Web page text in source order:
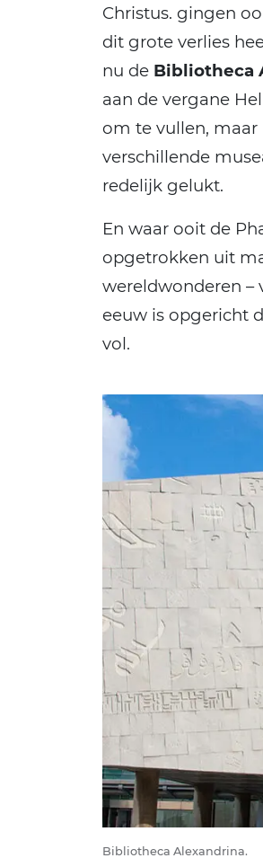
Christus. gingen
dit grote verlies
nu de Bibliotheca
aan de vergane
om te vullen,
verschillende
redelijk gelukt.
En waar ooit de
opgetrokken uit
wereldwonderen –
eeuw is opgericht
vol.
Bibliotheca Alexandrina.